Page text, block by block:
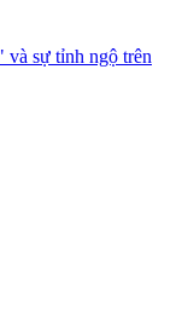
và sự tỉnh ngộ trên